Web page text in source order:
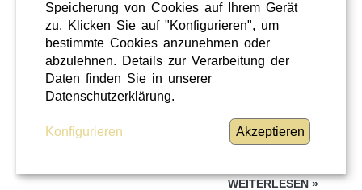
Wellness
Shopping
Steiermark
28 / 02 / 2026
WEITERLESEN»
Speicherung von Cookies auf Ihrem Gerät
zu. Klicken Sie auf "Konfigurieren", um
bestimmte Cookies anzunehmen oder
abzulehnen. Details zur Verarbeitung der
Daten finden Sie in unserer
Datenschutzerklärung.
Konfigurieren Akzeptieren